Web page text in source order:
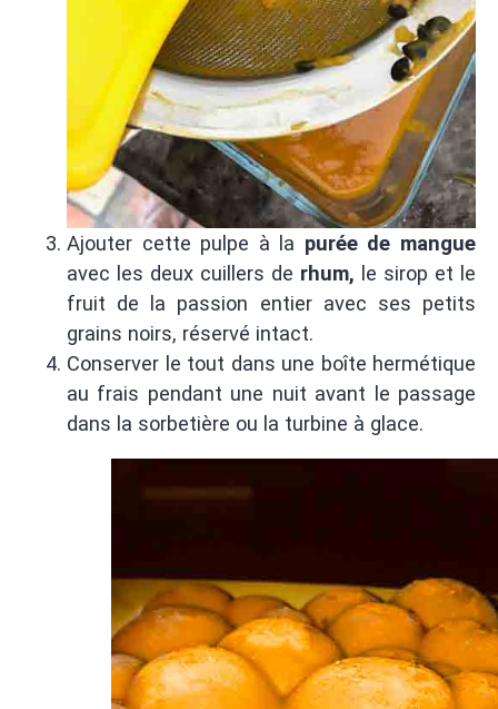
Ajouter cette pulpe à la purée de mangue
avec les deux cuillers de rhum, le sirop et le
fruit de la passion entier avec ses petits
grains noirs, réservé intact.
Conserver le tout dans une boîte hermétique
au frais pendant une nuit avant le passage
dans la sorbetière ou la turbine à glace.